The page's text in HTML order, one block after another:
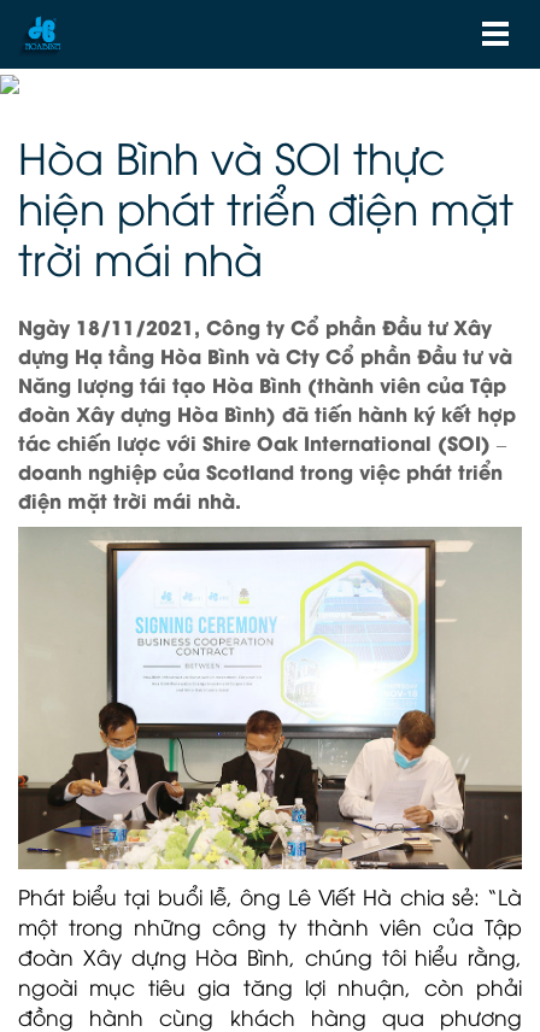
Hòa Bình và SOI thực
hiện phát triển điện mặt
trời mái nhà
Ngày 18/11/2021, Công ty Cổ phần Đầu tư Xây
dựng Hạ tầng Hòa Bình và Cty Cổ phần Đầu tư và
Năng lượng tái tạo Hòa Bình (thành viên của Tập
đoàn Xây dựng Hòa Bình) đã tiến hành ký kết hợp
tác chiến lược với Shire Oak International (SOI) –
doanh nghiệp của Scotland trong việc phát triển
điện mặt trời mái nhà.
Phát biểu tại buổi lễ, ông Lê Viết Hà chia sẻ: “Là
một trong những công ty thành viên của Tập
đoàn Xây dựng Hòa Bình, chúng tôi hiểu rằng,
ngoài mục tiêu gia tăng lợi nhuận, còn phải
đồng hành cùng khách hàng qua phương